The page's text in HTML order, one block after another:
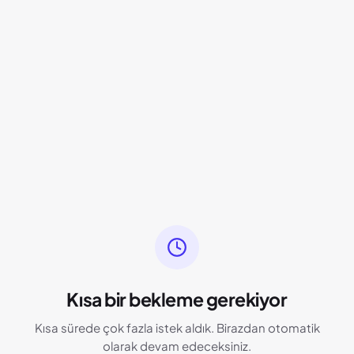
Kısa bir bekleme gerekiyor
Kısa sürede çok fazla istek aldık. Birazdan otomatik
olarak devam edeceksiniz.